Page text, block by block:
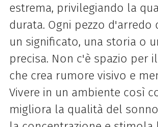
estrema, privilegiando la
durata. Ogni pezzo d'arredo
un significato, una storia o
precisa. Non c'è spazio per
che crea rumore visivo e
Vivere in un ambiente così
migliora la qualità del